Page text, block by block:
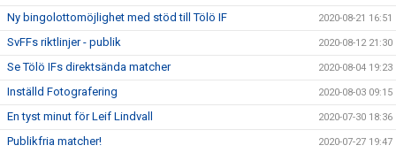
Ny bingolottomöjlighet med stöd till Tölö IF 2020-08-21 16:51
SvFFs riktlinjer - publik 2020-08-12 21:30
Se Tölö IFs direktsända matcher 2020-08-04 19:23
Inställd Fotografering 2020-08-03 09:15
En tyst minut för Leif Lindvall 2020-07-30 18:36
Publikfria matcher! 2020-07-27 19:47